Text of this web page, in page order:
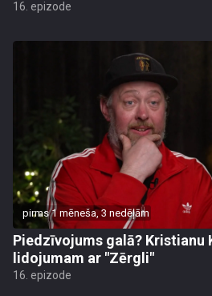
16. epizode
pirms 1 mēneša, 3 nedēļām
Piedzīvojums galā? Kristianu
lidojumam ar "Zērgli"
16. epizode